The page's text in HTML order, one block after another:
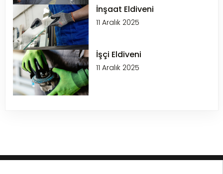
İnşaat Eldiveni
11 Aralık 2025
İşçi Eldiveni
11 Aralık 2025